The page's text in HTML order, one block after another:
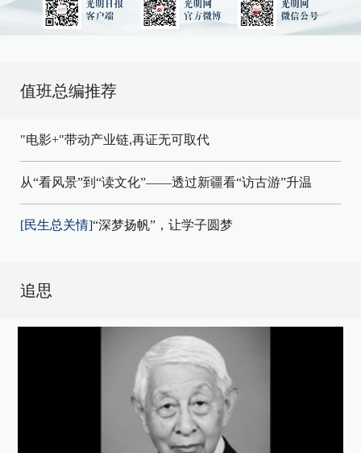
值班总编推荐
"电影+"带动产业链,再证无可取代
从“看风景”到“读文化”——透过新疆看“访古游”升温
[民生总关情]“深梦扬帆”，让学子圆梦
追思